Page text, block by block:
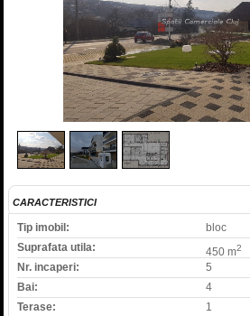
CARACTERISTICI
Tip imobil:
bloc
Suprafata utila:
450 m2
Nr. incaperi:
5
Bai:
4
Terase:
1